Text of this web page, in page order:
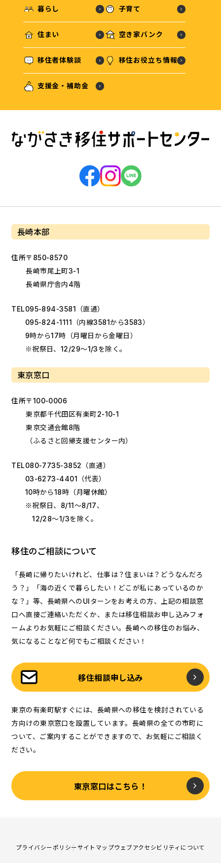
暮らし 子育て
住まい 空き家バンク
移住者体験談 移住お役立ち情報
支援金・補助金
長崎本部
住所〒850-8570
長崎市尾上町3-1
長崎県庁舎内4階
TEL095-894-3581
（直通）
095-824-1111
（内線3581から3583）
9時から17時（月曜日から金曜日）
※祝祭日、12/29～1/3を除く。
東京窓口
住所〒100-0006
東京都千代田区有楽町2-10-1
東京交通会館8階
（ふるさと回帰支援センター内）
TEL080-7735-3852 （直通）
03-6273-4401
（代表）
10時から18時（月曜休館）
※祝祭日、8/11～8/17、
12/28～1/3を除く。
移住のご相談について
「長崎に帰りたいけれど、仕事は？住まいは？どうなんだろ
う？」「海の近くで暮らしたい！どこが私にあっているのか
な？」等、長崎県へのUIターンをお考えの方、上記の相談窓
口へ直接ご連絡いただくか、または移住相談お申し込みフォ
ームよりお気軽にご相談ください。長崎への移住のお悩み、
気になることなど何でもご相談ください！
移住相談申し込み
東京の有楽町駅すぐには、長崎県への移住を検討されている
方向けの東京窓口を設置しています。長崎県の全ての市町に
ついて、ご案内することができますので、お気軽にご相談く
ださい。
東京窓口はこちら！
プライバシーポリシーサイトマップウェブアクセシビリティについて